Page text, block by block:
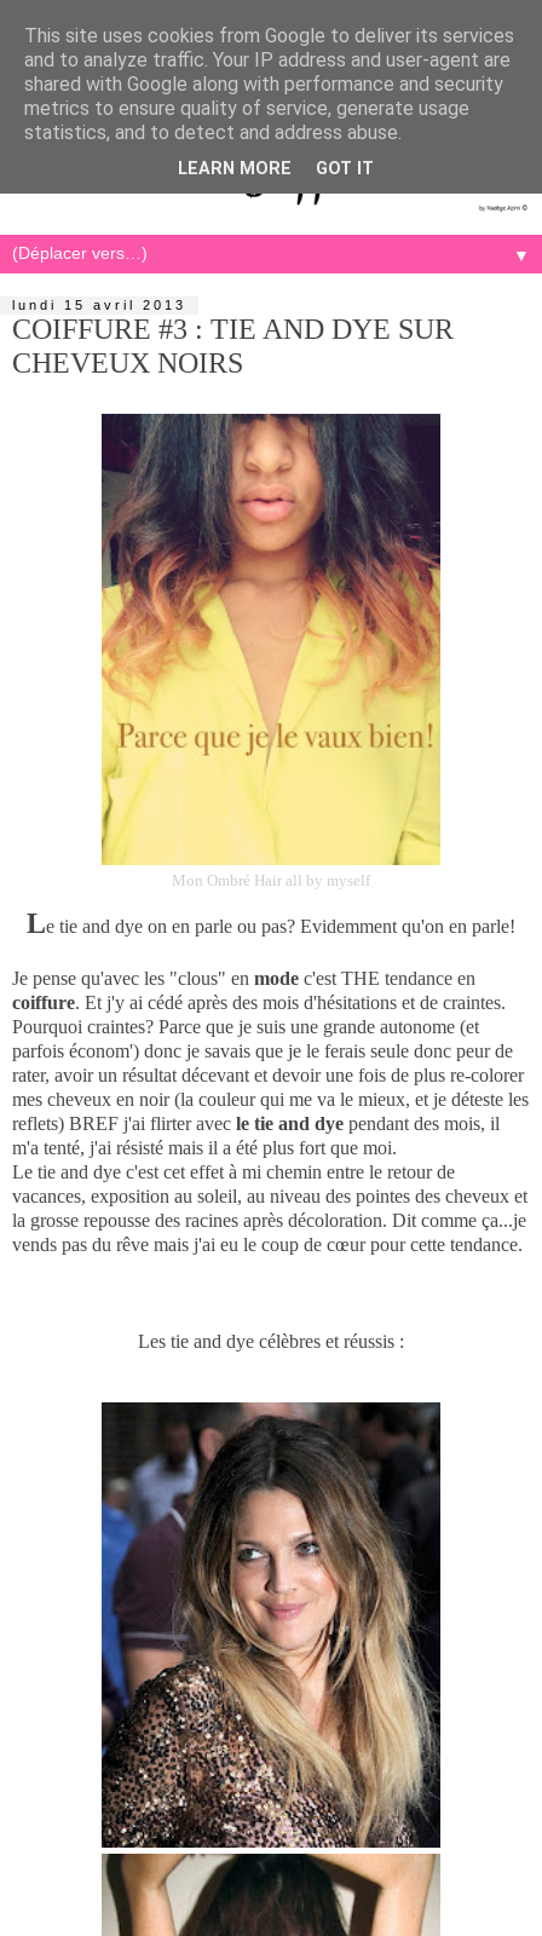
▼
lundi 15 avril 2013
COIFFURE #3 : TIE AND DYE SUR
CHEVEUX NOIRS
Mon Ombré Hair all by myself
Le tie and dye on en parle ou pas? Evidemment qu'on en parle!
Je pense qu'avec les "clous" en mode c'est THE tendance en
coiffure. Et j'y ai cédé après des mois d'hésitations et de craintes.
Pourquoi craintes? Parce que je suis une grande autonome (et
parfois économ') donc je savais que je le ferais seule donc peur de
rater, avoir un résultat décevant et devoir une fois de plus re-colorer
mes cheveux en noir (la couleur qui me va le mieux, et je déteste les
reflets) BREF j'ai flirter avec le tie and dye pendant des mois, il
m'a tenté, j'ai résisté mais il a été plus fort que moi.
Le tie and dye c'est cet effet à mi chemin entre le retour de
vacances, exposition au soleil, au niveau des pointes des cheveux et
la grosse repousse des racines après décoloration. Dit comme ça...je
vends pas du rêve mais j'ai eu le coup de cœur pour cette tendance.
Les tie and dye célèbres et réussis :
This site uses cookies from Google to deliver its services
and to analyze traffic. Your IP address and user-agent are
shared with Google along with performance and security
metrics to ensure quality of service, generate usage
statistics, and to detect and address abuse.
LEARN MORE GOT IT